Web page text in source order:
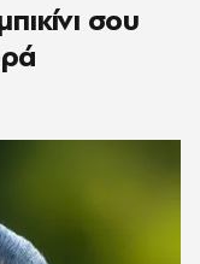
σου